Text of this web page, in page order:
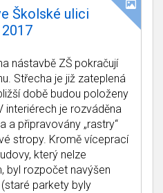
Školské ulici
nástavbě ZŠ pokračují
Střecha je již zateplená
době budou položeny
interiérech je rozváděna
a připravovány „rastry“
stropy. Kromě víceprací
který nelze
byl rozpočet navýšen
parkety byly